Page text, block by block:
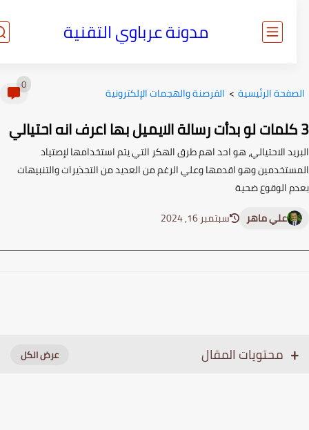
مدونة عرباوي التقنية
الرئيسية> القرصنة والهجمات الإلكترونية
الاحتيالي، هو احد اهم طرق الهكر التي يتم استخدامها لإصتياد
وهو اقدمها وعلي الرغم من العديد من التحذيرات والتنبيهات
الوقوع ضحية
علي ماهر
سبتمبر 16, 2024
محتويات المقال